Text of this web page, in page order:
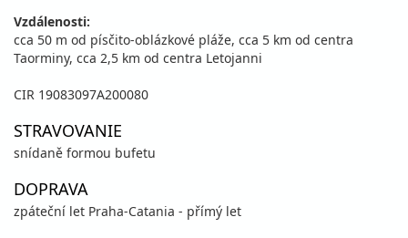
Vzdálenosti:
cca 50 m od písčito-oblázkové pláže, cca 5 km od centra
Taorminy, cca 2,5 km od centra Letojanni
CIR 19083097A200080
STRAVOVANIE
snídaně formou bufetu
DOPRAVA
zpáteční let Praha-Catania - přímý let